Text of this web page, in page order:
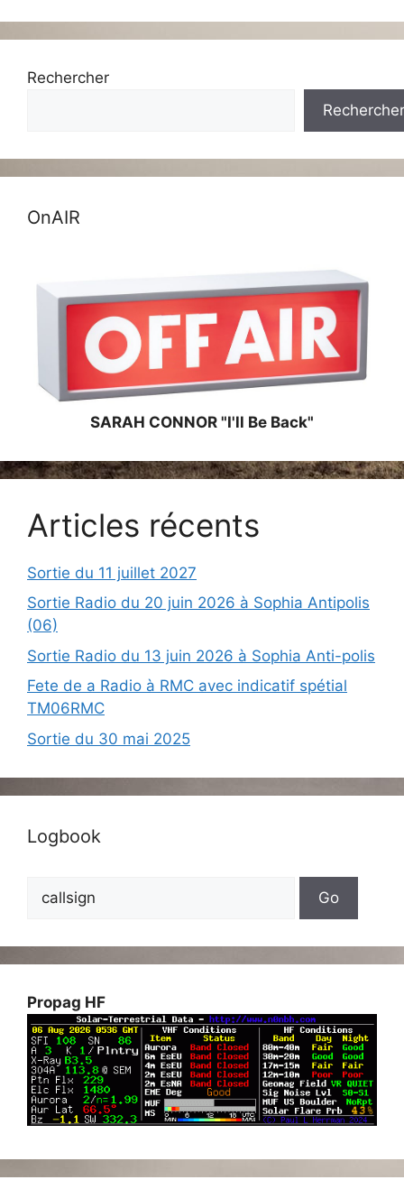
Rechercher
Rechercher
OnAIR
SARAH CONNOR "I'll Be Back"
Articles récents
Sortie du 11 juillet 2027
Sortie Radio du 20 juin 2026 à Sophia Antipolis
(06)
Sortie Radio du 13 juin 2026 à Sophia Anti-polis
Fete de a Radio à RMC avec indicatif spétial
TM06RMC
Sortie du 30 mai 2025
Logbook
Propag HF